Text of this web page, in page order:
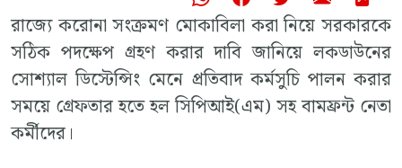
রাজ্যে করোনা সংক্রমণ মোকাবিলা করা নিয়ে সরকারকে
সঠিক পদক্ষেপ গ্রহণ করার দাবি জানিয়ে লকডাউনের
সোশ্যাল ডিস্টেন্সিং মেনে প্রতিবাদ কর্মসুচি পালন করার
সময়ে গ্রেফতার হতে হল সিপিআই(এম) সহ বামফ্রন্ট নেতা
কর্মীদের।